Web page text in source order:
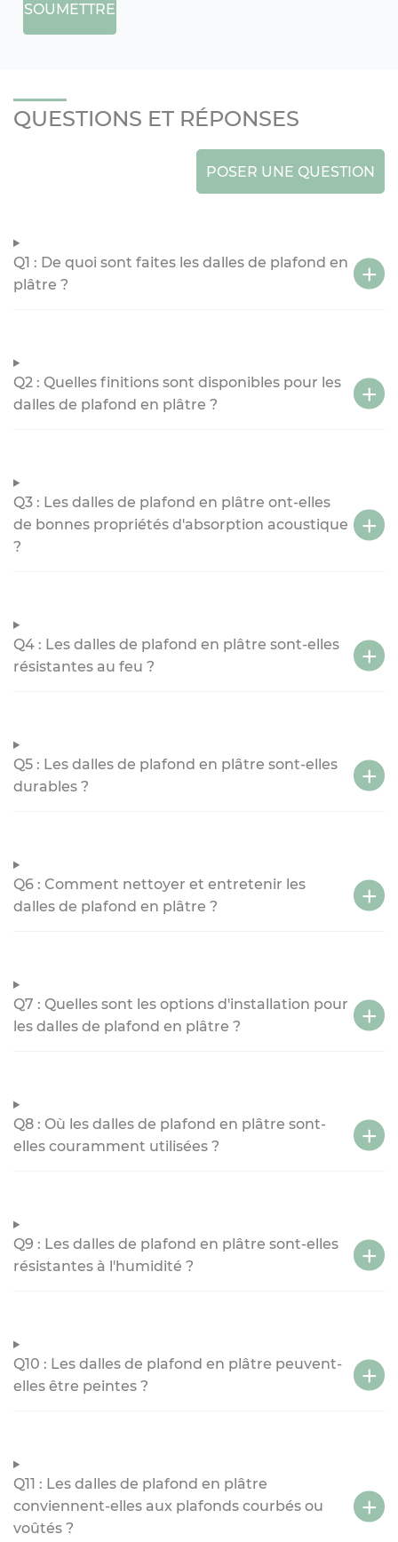
SOUMETTRE
QUESTIONS ET RÉPONSES
POSER UNE QUESTION
Q1 : De quoi sont faites les dalles de plafond en
plâtre ?
Q2 : Quelles finitions sont disponibles pour les
dalles de plafond en plâtre ?
Q3 : Les dalles de plafond en plâtre ont-elles
de bonnes propriétés d'absorption acoustique
?
Q4 : Les dalles de plafond en plâtre sont-elles
résistantes au feu ?
Q5 : Les dalles de plafond en plâtre sont-elles
durables ?
Q6 : Comment nettoyer et entretenir les
dalles de plafond en plâtre ?
Q7 : Quelles sont les options d'installation pour
les dalles de plafond en plâtre ?
Q8 : Où les dalles de plafond en plâtre sont-
elles couramment utilisées ?
Q9 : Les dalles de plafond en plâtre sont-elles
résistantes à l'humidité ?
Q10 : Les dalles de plafond en plâtre peuvent-
elles être peintes ?
Q11 : Les dalles de plafond en plâtre
conviennent-elles aux plafonds courbés ou
voûtés ?